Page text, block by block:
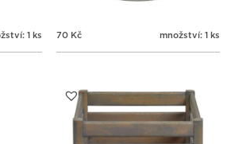
1 ks 70 Kč množství: 1 ks